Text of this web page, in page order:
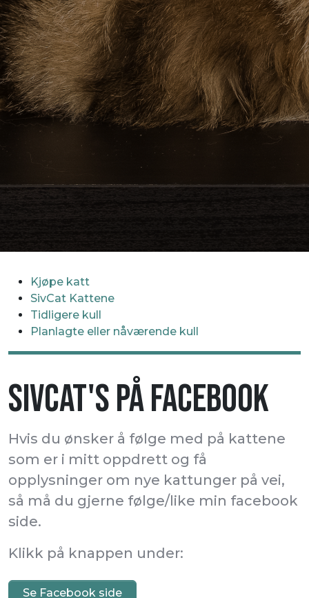
Kjøpe katt
SivCat Kattene
Tidligere kull
Planlagte eller nåværende kull
SIVCAT'S PÅ FACEBOOK
Hvis du ønsker å følge med på kattene
som er i mitt oppdrett og få
opplysninger om nye kattunger på vei,
så må du gjerne følge/like min facebook
side.
Klikk på knappen under:
Se Facebook side